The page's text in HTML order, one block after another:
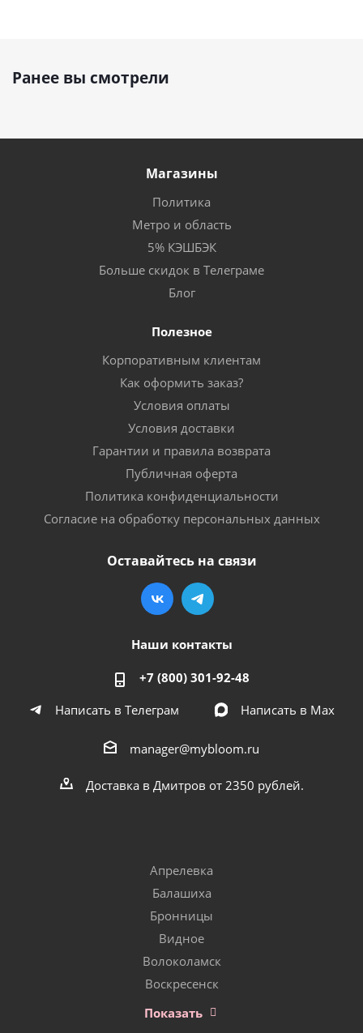
Ранее вы смотрели
Магазины
Политика
Метро и область
5% КЭШБЭК
Больше скидок в Телеграме
Блог
Полезное
Корпоративным клиентам
Как оформить заказ?
Условия оплаты
Условия доставки
Гарантии и правила возврата
Публичная оферта
Политика конфиденциальности
Согласие на обработку персональных данных
Оставайтесь на связи
Наши контакты
+7 (800) 301-92-48
Написать в Телеграм
Написать в Мах
manager@mybloom.ru
Доставка в Дмитров от 2350 рублей.
Апрелевка
Балашиха
Бронницы
Видное
Волоколамск
Воскресенск
Показать